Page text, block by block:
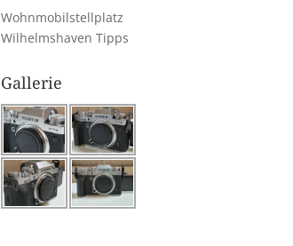
Wohnmobilstellplatz
Wilhelmshaven Tipps
Gallerie